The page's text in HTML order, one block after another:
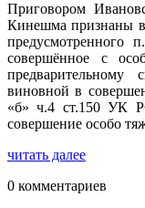
Приговором
Кинешма признаны
предусмотренного
совершённое с
предварительному
виновной в
«б» ч.4 ст.150 УК
совершение особо
читать далее
0 комментариев